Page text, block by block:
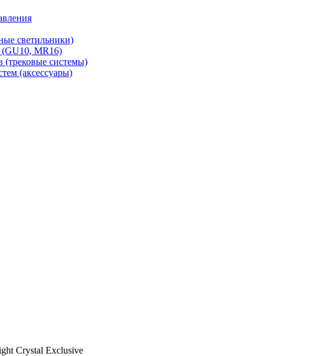
светильники)
(GU10, MR16)
(трековые системы)
(аксессуары)
Crystal Exclusive